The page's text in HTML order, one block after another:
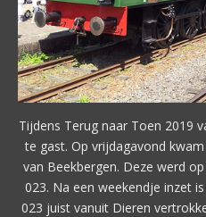
Tijdens Terug naar Toen 2019
te gast. Op vrijdagavond
van Beekbergen. Deze werd
023. Na een weekendje inzet
023 juist vanuit Dieren